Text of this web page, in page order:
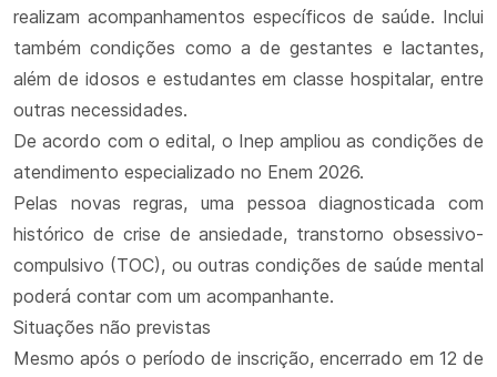
realizam acompanhamentos específicos de saúde. Inclui
também condições como a de gestantes e lactantes,
além de idosos e estudantes em classe hospitalar, entre
outras necessidades.
De acordo com o edital, o Inep ampliou as condições de
atendimento especializado no Enem 2026.
Pelas novas regras, uma pessoa diagnosticada com
histórico de crise de ansiedade, transtorno obsessivo-
compulsivo (TOC), ou outras condições de saúde mental
poderá contar com um acompanhante.
Situações não previstas
Mesmo após o período de inscrição, encerrado em 12 de